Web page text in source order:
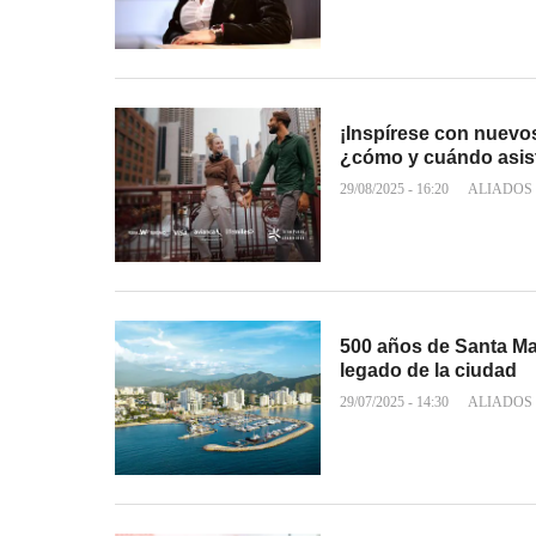
¡Inspírese con
¿cómo y cuándo
29/08/2025 - 16:20 ALIADOS
500 años de Santa
legado de la ciudad
29/07/2025 - 14:30 ALIADOS